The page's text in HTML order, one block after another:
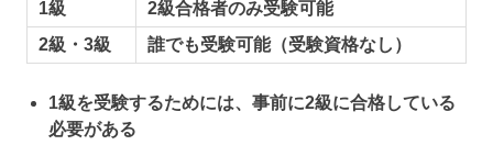
1級
2級合格者のみ受験可能
2級・3級
誰でも受験可能（受験資格なし）
1級を受験するためには、事前に2級に合格している
必要がある